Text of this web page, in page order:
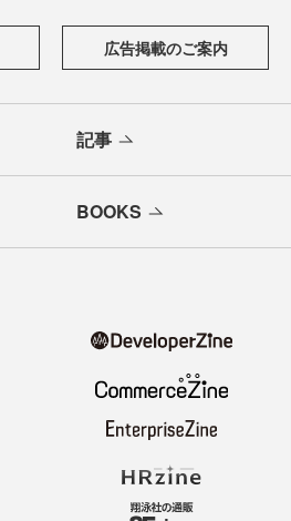
広告掲載のご案内
記事
BOOKS